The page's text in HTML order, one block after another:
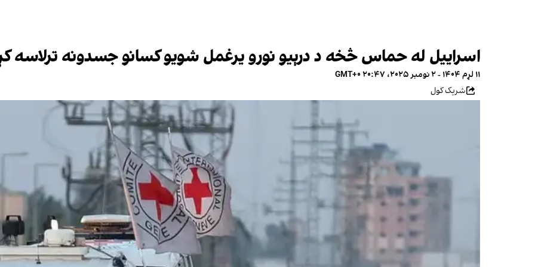
اسراییل له حماس څخه د درېیو نورو یرغمل شویو کسانو جسدونه ترلاسه
۱۱ لړم ۱۴۰۴ - ۲ نومبر ۲۰۲۵، ۲۰:۴۷ GMT+۰
شریک کول